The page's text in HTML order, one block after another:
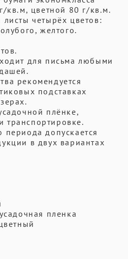
кв.м, цветной 80 г/кв.м.
четырёх цветов:
желтого.
для письма любыми
рекомендуется
подставках
плёнке,
допускается
в двух вариантах
пленка